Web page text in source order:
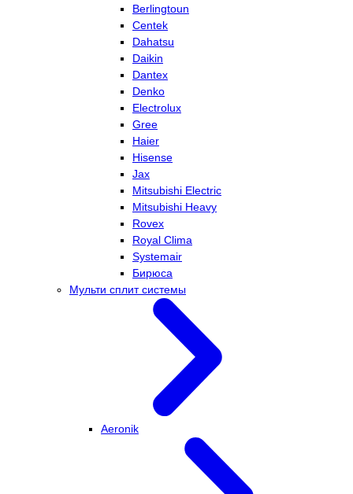
Berlingtoun
Centek
Dahatsu
Daikin
Dantex
Denko
Electrolux
Gree
Haier
Hisense
Jax
Mitsubishi Electric
Mitsubishi Heavy
Rovex
Royal Clima
Systemair
Бирюса
Мульти сплит системы
Aeronik